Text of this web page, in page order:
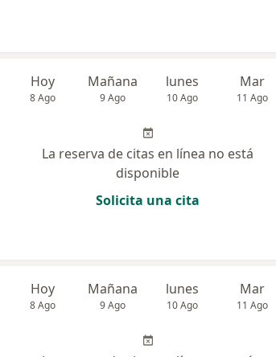
Hoy
8 Ago
Mañana
9 Ago
lunes
10 Ago
Mar
11 Ago
La reserva de citas en línea no está
disponible
Solicita una cita
Hoy
8 Ago
Mañana
9 Ago
lunes
10 Ago
Mar
11 Ago